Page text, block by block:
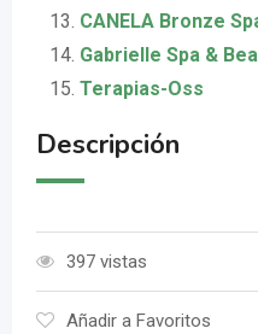
CANELA Bronze
Gabrielle Spa &
Terapias-Oss
Descripción
397 vistas
Añadir a Favoritos